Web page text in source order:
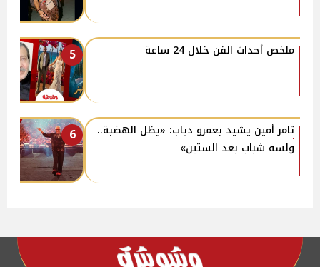
5 ملخص أحداث الفن خلال 24 ساعة
6
تامر أمين يشيد بعمرو دياب: «يظل الهضبة..
ولسه شباب بعد الستين»